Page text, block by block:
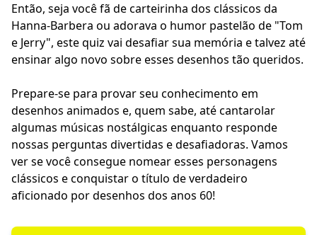
Então, seja você fã de carteirinha dos clássicos da
Hanna-Barbera ou adorava o humor pastelão de "Tom
e Jerry", este quiz vai desafiar sua memória e talvez até
ensinar algo novo sobre esses desenhos tão queridos.
Prepare-se para provar seu conhecimento em
desenhos animados e, quem sabe, até cantarolar
algumas músicas nostálgicas enquanto responde
nossas perguntas divertidas e desafiadoras. Vamos
ver se você consegue nomear esses personagens
clássicos e conquistar o título de verdadeiro
aficionado por desenhos dos anos 60!